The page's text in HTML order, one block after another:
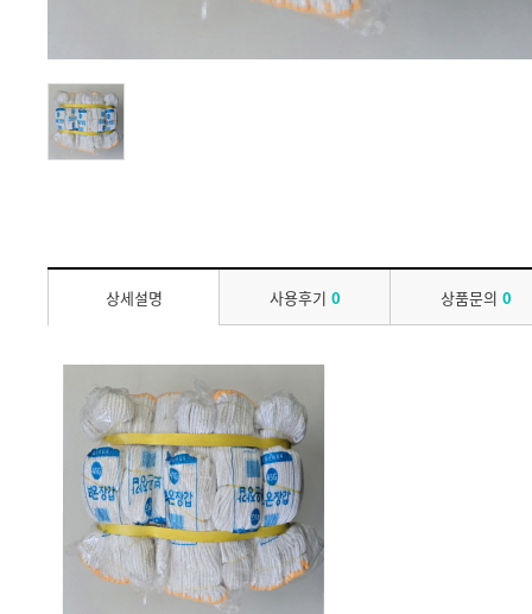
상세설명 사용후기 0 상품문의 0